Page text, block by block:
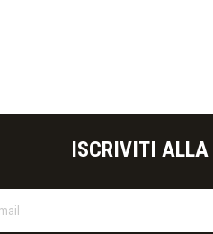
ISCRIVITI ALLA